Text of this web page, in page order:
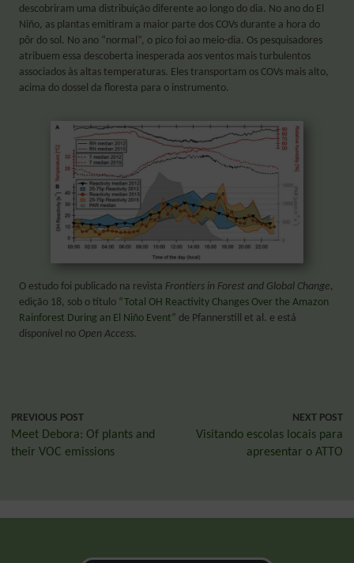
descobriram uma distribuição diferente ao longo do dia. No ano do El
Niño, as plantas emitiram a maior parte dos COVs durante a hora do
pôr do sol. No ano “normal”, o pico foi ao meio-dia. Os pesquisadores
atribuem essa descoberta inesperada aos ventos mais turbulentos
associados às altas temperaturas. Eles transportam os COVs mais alto,
acima do dossel da floresta para o instrumento.
O estudo foi publicado na revista Frontiers in Forest and Global Change,
edição 18, sob o título “Total OH Reactivity Changes Over the Amazon
Rainforest During an El Niño Event” de Pfannerstill et al. e está
disponível no Open Access.
PREVIOUS POST
Meet Debora: Of plants and
their VOC emissions
NEXT POST
Visitando escolas locais para
apresentar o ATTO